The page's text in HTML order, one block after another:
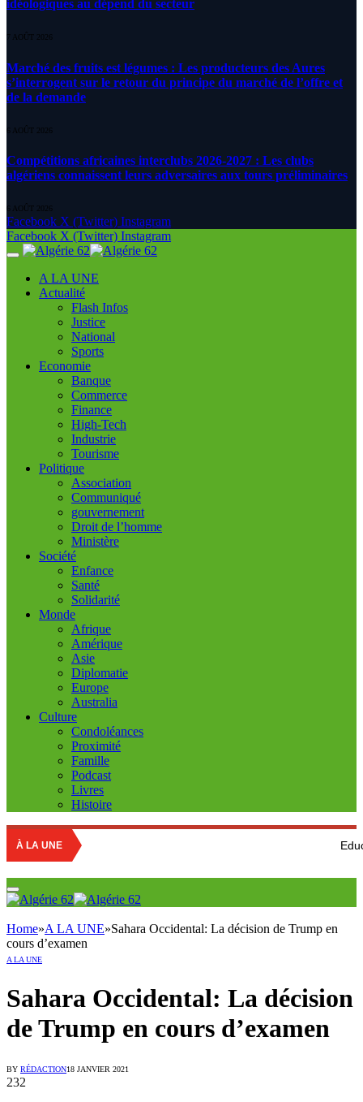
idéologiques au dépend du secteur
7 AOÛT 2026
Marché des fruits est légumes : Les producteurs des Aures
s’interrogent sur le retour du principe du marché de l’offre et
de la demande
6 AOÛT 2026
Compétitions africaines interclubs 2026-2027 : Les clubs
algériens connaissent leurs adversaires aux tours préliminaires
6 AOÛT 2026
Facebook X (Twitter) Instagram
Facebook X (Twitter) Instagram
A LA UNE
Actualité
Flash Infos
Justice
National
Sports
Economie
Banque
Commerce
Finance
High-Tech
Industrie
Tourisme
Politique
Association
Communiqué
gouvernement
Droit de l’homme
Ministère
Société
Enfance
Santé
Solidarité
Monde
Afrique
Amérique
Asie
Diplomatie
Europe
Australia
Culture
Condoléances
Proximité
Famille
Podcast
Livres
Histoire
À LA UNE Education
Home»A LA UNE»Sahara Occidental: La décision de Trump en
cours d’examen
A LA UNE
Sahara Occidental: La décision
de Trump en cours d’examen
BY RÉDACTION18 JANVIER 2021
232